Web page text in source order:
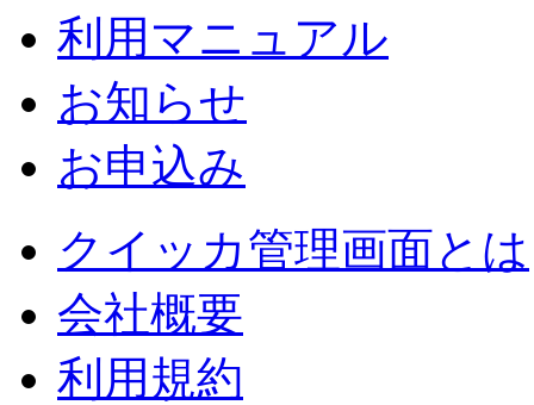
利用マニュアル
お知らせ
お申込み
クイッカ管理画面とは
会社概要
利用規約